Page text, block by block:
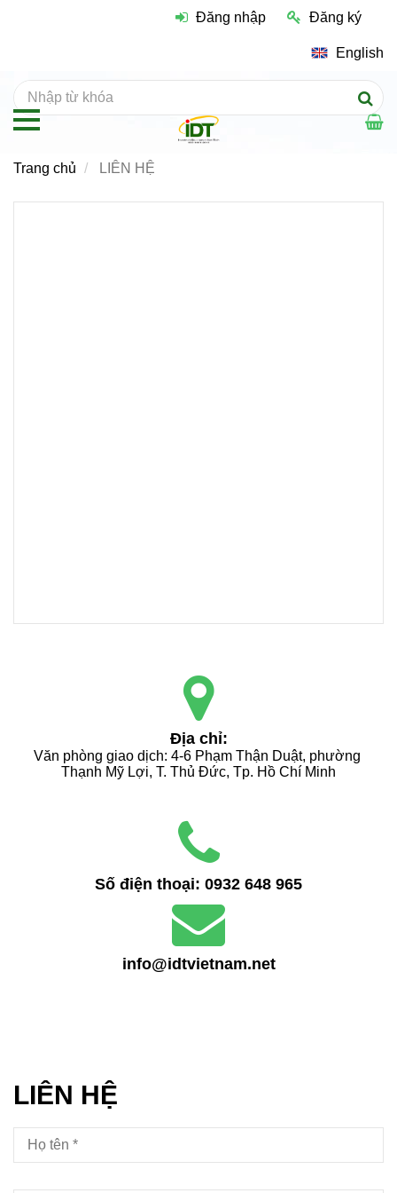
LIÊN HỆ
Địa chỉ:
Văn phòng giao dịch: 4-6 Phạm Thận Duật, phường
Thạnh Mỹ Lợi, T. Thủ Đức, Tp. Hồ Chí Minh
Số điện thoại: 0932 648 965
info@idtvietnam.net
Đăng nhập Đăng ký
English
Trang chủ LIÊN HỆ